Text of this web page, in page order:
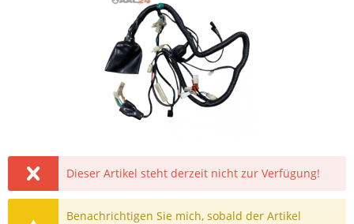
Dieser Artikel steht derzeit nicht zur Verfügung!
Benachrichtigen Sie mich, sobald der Artikel